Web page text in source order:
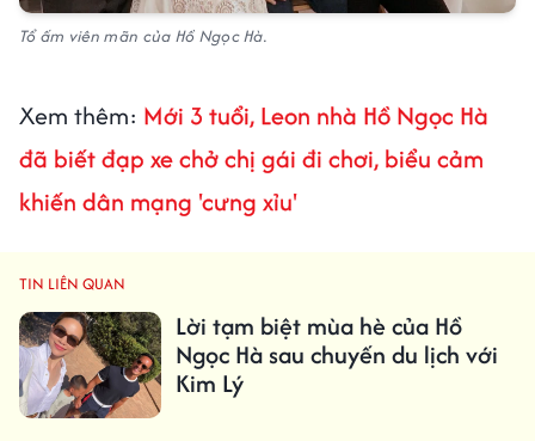
Tổ ấm viên mãn của Hồ Ngọc Hà.
Xem thêm: Mới 3 tuổi, Leon nhà Hồ Ngọc Hà
đã biết đạp xe chở chị gái đi chơi, biểu cảm
khiến dân mạng 'cưng xỉu'
TIN LIÊN QUAN
Lời tạm biệt mùa hè của Hồ
Ngọc Hà sau chuyến du lịch với
Kim Lý